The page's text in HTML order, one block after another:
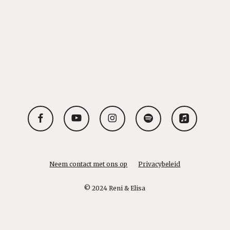
facebook youtube instagram spotify applemusic
Neem contact met ons op Privacybeleid
© 2024 Reni & Elisa